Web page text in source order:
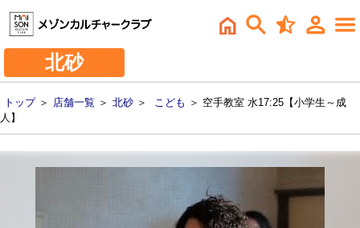
北砂
トップ＞ 店舗一覧 ＞ 北砂 ＞ こども ＞ 空手教室 水17:25【小学生～成
人】